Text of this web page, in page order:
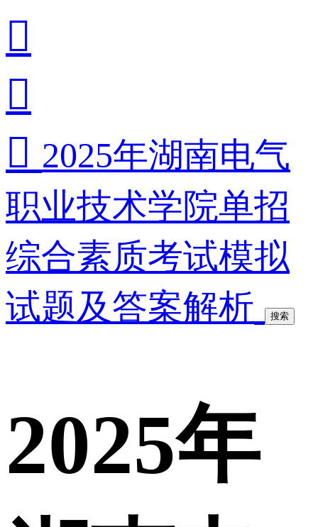


 2025年湖南电气
职业技术学院单招
综合素质考试模拟
试题及答案解析
搜索
2025年